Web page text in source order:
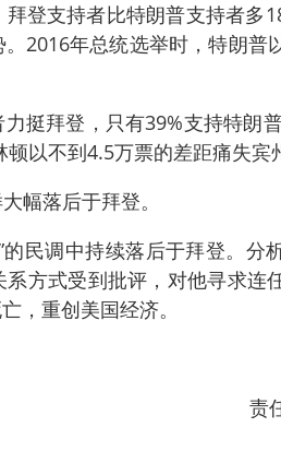
登支持者比特朗普支持者多
2016年总统选举时，特朗普
挺拜登，只有39%支持特朗
以不到4.5万票的差距痛失宾
幅落后于拜登。
民调中持续落后于拜登。分
方式受到批评，对他寻求连
，重创美国经济。
责